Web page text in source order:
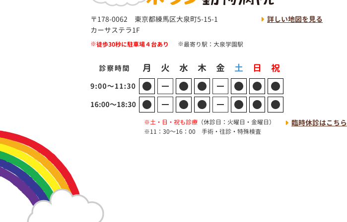
〒178-0062 東京都練馬区大泉町5-15-1
カーサステラ1F
徒歩30秒に駐車場４台あり 最寄り駅：大泉学園駅
詳しい地図を見る
土・日・祝も診療 （休診日：火曜日・金曜日）
11：30～16：00 手術・往診・特殊検査
臨時休診はこちら